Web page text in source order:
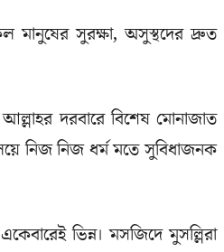
মানুষের সুরক্ষা, অসুস্থদের দ্রুত
দরবারে বিশেষ মোনাজাত
নিজ নিজ ধর্ম মতে সুবিধাজনক
ভিন্ন। মসজিদে মুসল্লিরা